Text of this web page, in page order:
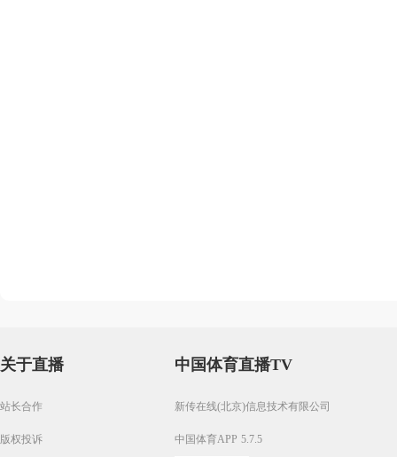
关于直播
站长合作
版权投诉
中国体育直播TV
新传在线(北京)信息技术有限公司
中国体育APP 5.7.5